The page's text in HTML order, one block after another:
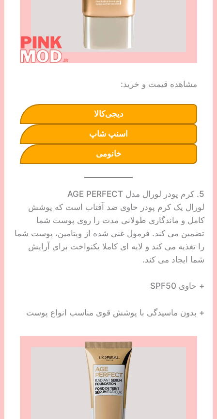
مشاهده قیمت و خرید:
دیجی‌کالا
اسنپ شاپ
خانومی
5. کرم پودر لورال مدل AGE PERFECT
لورال یک کرم پودر حاوی ضد آفتاب است که پوشش
کامل و ماندگاری طولانی مدت را روی پوست شما
تضمین می کند. فرمول غنی شده از ویتامین، پوست شما
را تغذیه می کند و لایه ای کاملا یکنواخت برای آرایش
شما ایجاد می کند.
+ حاوی SPF50
+ بدون ماسیدگی با پوشش قوی مناسب انواع پوست